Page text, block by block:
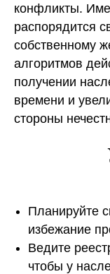
конфликты.
распорядится
собственному
алгоритмов
получении
времени и
стороны
Планируйте
избежание
Ведите
чтобы у